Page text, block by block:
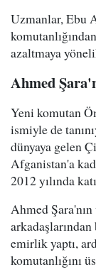
Uzmanlar, Ebu
azaltmaya
Ahmed
Yeni komutan
ismiyle de
dünyaya gelen
Afganistan'a
2012 yılında
Ahmed Şara'nın
emirlik yaptı,
komutanlığını